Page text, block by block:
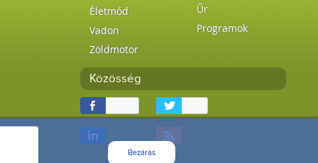
Bezárás
Életmód
Vadon
Zöldmotor
Űr
Programok
Közösség